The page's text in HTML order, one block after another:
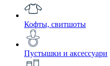
Кофты, свитшоты
Пустышки и аксессуари